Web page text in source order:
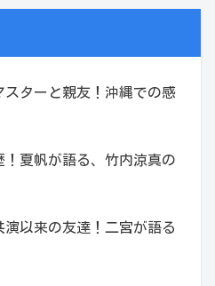
ターと親友！沖縄での感
夏帆が語る、竹内涼真の
以来の友達！二宮が語る